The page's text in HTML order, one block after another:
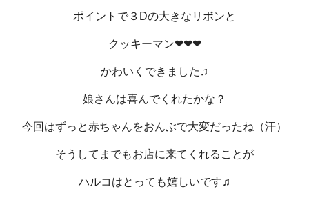
ポイントで３Dの大きなリボンと
クッキーマン❤❤❤
かわいくできました♫
娘さんは喜んでくれたかな？
今回はずっと赤ちゃんをおんぶで大変だったね（汗）
そうしてまでもお店に来てくれることが
ハルコはとっても嬉しいです♫